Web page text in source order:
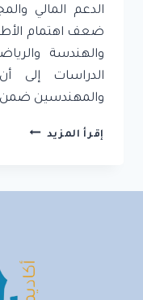
الدعم المالي
ضعف اهتمام
والهندسة
الدراسات إلى
والمهندسين ضمن
إقرأ المزيد كيف
أطفالك